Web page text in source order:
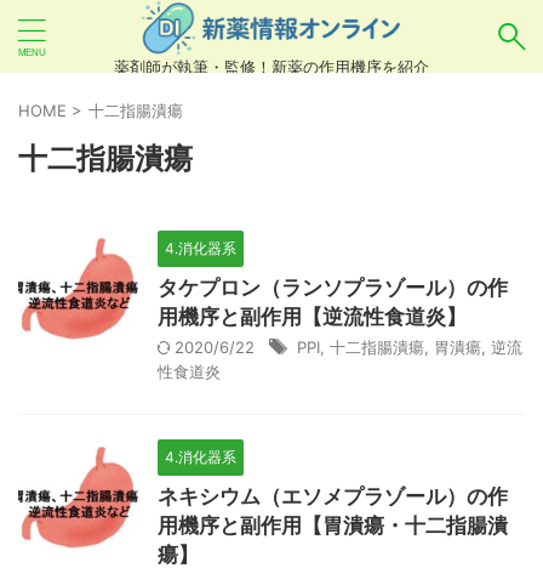
薬剤師が執筆・監修！新薬の作用機序を紹介
ていませんので、製品名・一般名・キーワードな
どを カタカナ
でご入力ください。
良い例：テセントリク
悪い例：てせんとりく テセンタリク
HOME > 十二指腸潰瘍
十二指腸潰瘍
4.消化器系
タケプロン（ランソプラゾール）の作
用機序と副作用【逆流性食道炎】
2020/6/22 PPI 十二指腸潰瘍 胃潰瘍 逆流
性食道炎
4.消化器系
ネキシウム（エソメプラゾール）の作
用機序と副作用【胃潰瘍・十二指腸潰
瘍】